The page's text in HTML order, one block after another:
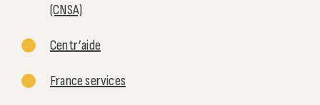
(CNSA)
Centr’aide
France services